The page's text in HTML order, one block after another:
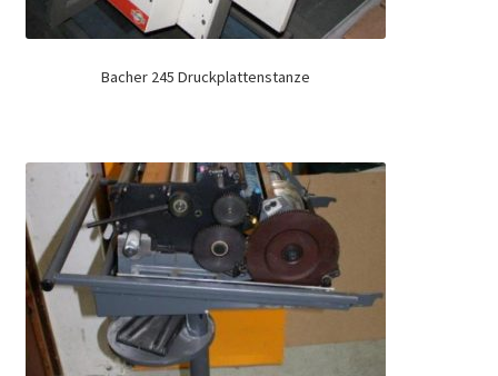
Bacher 245 Druckplattenstanze